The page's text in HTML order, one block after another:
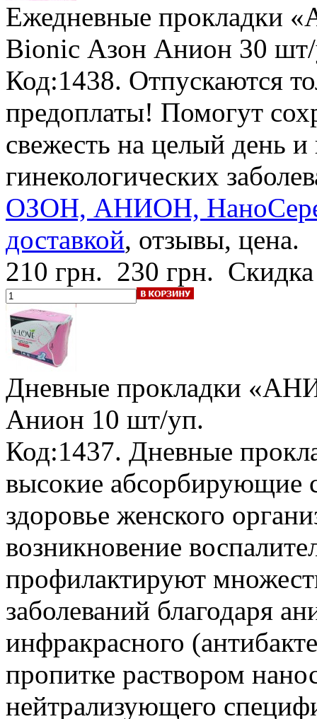
Ежедневные
Bionic Азон Анион 30
Код:1438. Отпускаются
предоплаты! Помогут
свежесть на целый день и
гинекологических
ОЗОН, АНИОН,
доставкой, отзывы, цена.
210 грн. 230 грн.
Дневные прокладки
Анион 10 шт/уп.
Код:1437. Дневные
высокие абсорбирующие
здоровье женского
возникновение
профилактируют
заболеваний благодаря
инфракрасного
пропитке раствором
нейтрализующего